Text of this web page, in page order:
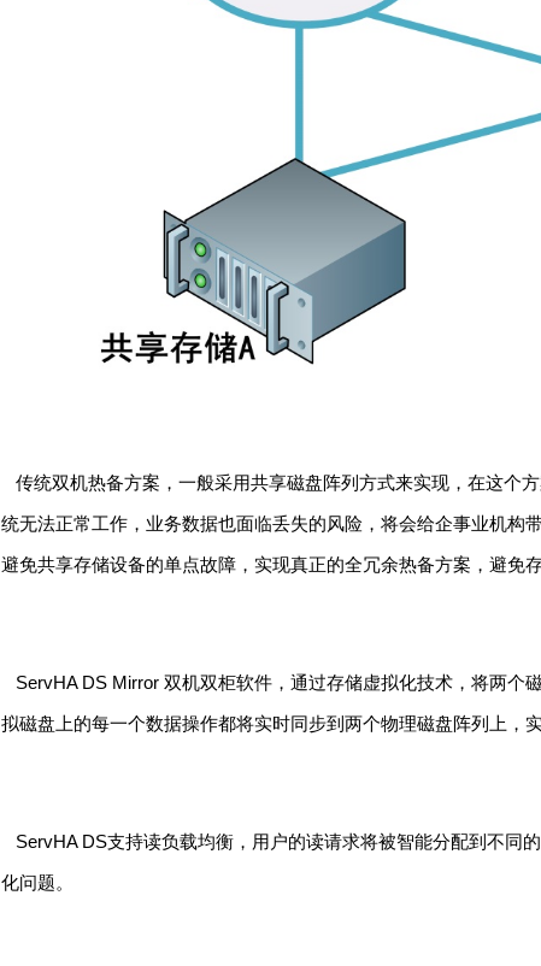
传统双机热备方案，一般采用共享磁盘阵列方式来实现，在这个
统无法正常工作，业务数据也面临丢失的风险，将会给企事业机构
避免共享存储设备的单点故障，实现真正的全冗余热备方案，避免
ServHA DS Mirror 双机双柜软件，通过存储虚拟化技术，将两个
拟磁盘上的每一个数据操作都将实时同步到两个物理磁盘阵列上，
ServHA DS支持读负载均衡，用户的读请求将被智能分配到不同
化问题。